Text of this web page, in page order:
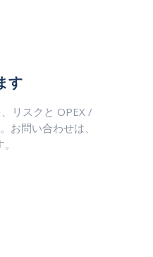
す
リスクと OPEX /
お問い合わせは、